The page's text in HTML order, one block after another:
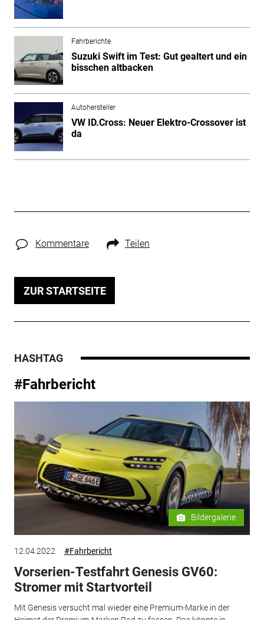
Fahrberichte
Suzuki Swift im Test: Gut gealtert und ein
bisschen altbacken
Autohersteller
VW ID.Cross: Neuer Elektro-Crossover ist
da
Kommentare Teilen
ZUR STARTSEITE
HASHTAG
#Fahrbericht
Bildergalerie
12.04.2022 #Fahrbericht
Vorserien-Testfahrt Genesis GV60:
Stromer mit Startvorteil
Mit Genesis versucht mal wieder eine Premium-Marke in der